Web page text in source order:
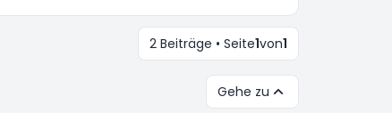
2 Beiträge • Seite1von1
Gehe zu